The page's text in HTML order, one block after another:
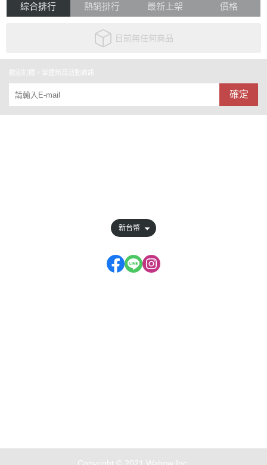
綜合排行 熱銷排行 最新上架 價格
目前無任何商品
歡迎訂閱，掌握新品活動資訊
確定
新台幣